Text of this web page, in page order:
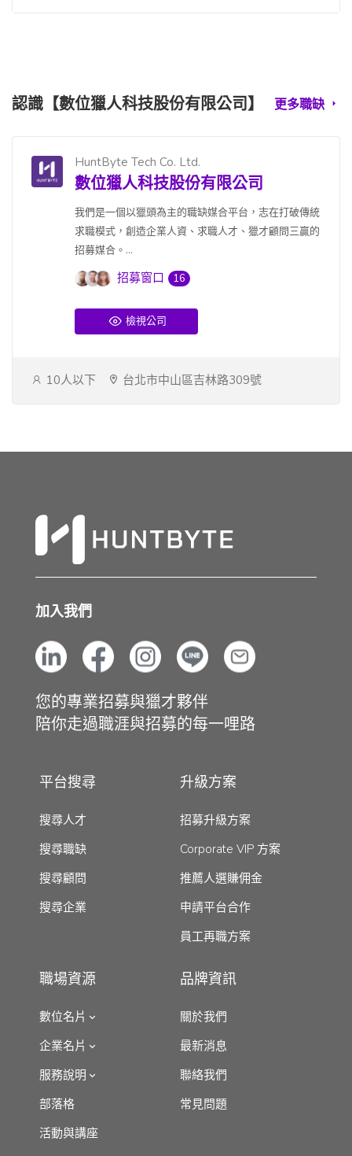
認識【數位獵人科技股份有限公司】 更多職缺
HuntByte Tech Co. Ltd.
數位獵人科技股份有限公司
我們是一個以獵頭為主的職缺媒合平台，志在打破傳統
求職模式，創造企業人資、求職人才、獵才顧問三贏的
招募媒合。...
招募窗口 16
檢視公司
10人以下 台北市中山區吉林路309號
加入我們
您的專業招募與獵才夥伴
陪你走過職涯與招募的每一哩路
平台搜尋
搜尋人才
搜尋職缺
搜尋顧問
搜尋企業
升級方案
招募升級方案
Corporate VIP 方案
推薦人選賺佣金
申請平台合作
員工再職方案
職場資源
數位名片
企業名片
服務說明
部落格
活動與講座
品牌資訊
關於我們
最新消息
聯絡我們
常見問題